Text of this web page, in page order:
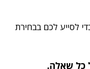
לסייע לכם בבחירת
כל שאלה.